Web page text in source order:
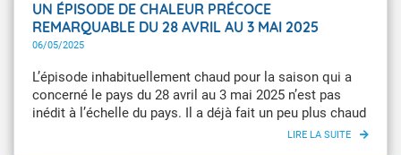
UN ÉPISODE DE CHALEUR PRÉCOCE
REMARQUABLE DU 28 AVRIL AU 3 MAI 2025
06/05/2025
L’épisode inhabituellement chaud pour la saison qui a
concerné le pays du 28 avril au 3 mai 2025 n’est pas
inédit à l’échelle du pays. Il a déjà fait un peu plus chaud
un peu plus tôt dans la saison. En revanche, sur les